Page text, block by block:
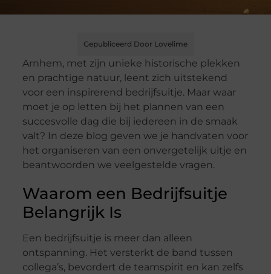
Gepubliceerd Door Lovelime
Arnhem, met zijn unieke historische plekken
en prachtige natuur, leent zich uitstekend
voor een inspirerend bedrijfsuitje. Maar waar
moet je op letten bij het plannen van een
succesvolle dag die bij iedereen in de smaak
valt? In deze blog geven we je handvaten voor
het organiseren van een onvergetelijk uitje en
beantwoorden we veelgestelde vragen.
Waarom een Bedrijfsuitje
Belangrijk Is
Een bedrijfsuitje is meer dan alleen
ontspanning. Het versterkt de band tussen
collega’s, bevordert de teamspirit en kan zelfs